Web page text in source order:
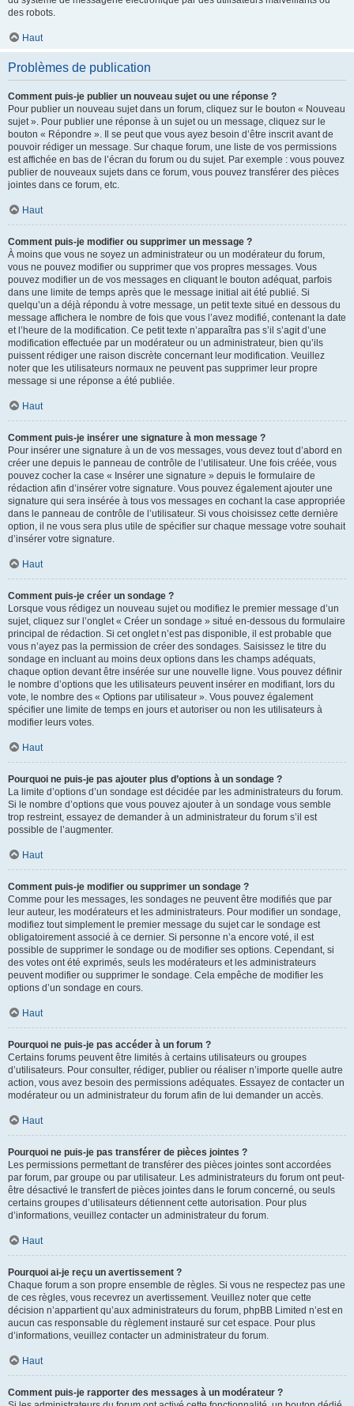
des robots.
Haut
Problèmes de publication
Comment puis-je publier un nouveau sujet ou une réponse ?
Pour publier un nouveau sujet dans un forum, cliquez sur le bouton « Nouveau
sujet ». Pour publier une réponse à un sujet ou un message, cliquez sur le
bouton « Répondre ». Il se peut que vous ayez besoin d’être inscrit avant de
pouvoir rédiger un message. Sur chaque forum, une liste de vos permissions
est affichée en bas de l’écran du forum ou du sujet. Par exemple : vous pouvez
publier de nouveaux sujets dans ce forum, vous pouvez transférer des pièces
jointes dans ce forum, etc.
Haut
Comment puis-je modifier ou supprimer un message ?
À moins que vous ne soyez un administrateur ou un modérateur du forum,
vous ne pouvez modifier ou supprimer que vos propres messages. Vous
pouvez modifier un de vos messages en cliquant le bouton adéquat, parfois
dans une limite de temps après que le message initial ait été publié. Si
quelqu’un a déjà répondu à votre message, un petit texte situé en dessous du
message affichera le nombre de fois que vous l’avez modifié, contenant la date
et l’heure de la modification. Ce petit texte n’apparaîtra pas s’il s’agit d’une
modification effectuée par un modérateur ou un administrateur, bien qu’ils
puissent rédiger une raison discrète concernant leur modification. Veuillez
noter que les utilisateurs normaux ne peuvent pas supprimer leur propre
message si une réponse a été publiée.
Haut
Comment puis-je insérer une signature à mon message ?
Pour insérer une signature à un de vos messages, vous devez tout d’abord en
créer une depuis le panneau de contrôle de l’utilisateur. Une fois créée, vous
pouvez cocher la case « Insérer une signature » depuis le formulaire de
rédaction afin d’insérer votre signature. Vous pouvez également ajouter une
signature qui sera insérée à tous vos messages en cochant la case appropriée
dans le panneau de contrôle de l’utilisateur. Si vous choisissez cette dernière
option, il ne vous sera plus utile de spécifier sur chaque message votre souhait
d’insérer votre signature.
Haut
Comment puis-je créer un sondage ?
Lorsque vous rédigez un nouveau sujet ou modifiez le premier message d’un
sujet, cliquez sur l’onglet « Créer un sondage » situé en-dessous du formulaire
principal de rédaction. Si cet onglet n’est pas disponible, il est probable que
vous n’ayez pas la permission de créer des sondages. Saisissez le titre du
sondage en incluant au moins deux options dans les champs adéquats,
chaque option devant être insérée sur une nouvelle ligne. Vous pouvez définir
le nombre d’options que les utilisateurs peuvent insérer en modifiant, lors du
vote, le nombre des « Options par utilisateur ». Vous pouvez également
spécifier une limite de temps en jours et autoriser ou non les utilisateurs à
modifier leurs votes.
Haut
Pourquoi ne puis-je pas ajouter plus d’options à un sondage ?
La limite d’options d’un sondage est décidée par les administrateurs du forum.
Si le nombre d’options que vous pouvez ajouter à un sondage vous semble
trop restreint, essayez de demander à un administrateur du forum s’il est
possible de l’augmenter.
Haut
Comment puis-je modifier ou supprimer un sondage ?
Comme pour les messages, les sondages ne peuvent être modifiés que par
leur auteur, les modérateurs et les administrateurs. Pour modifier un sondage,
modifiez tout simplement le premier message du sujet car le sondage est
obligatoirement associé à ce dernier. Si personne n’a encore voté, il est
possible de supprimer le sondage ou de modifier ses options. Cependant, si
des votes ont été exprimés, seuls les modérateurs et les administrateurs
peuvent modifier ou supprimer le sondage. Cela empêche de modifier les
options d’un sondage en cours.
Haut
Pourquoi ne puis-je pas accéder à un forum ?
Certains forums peuvent être limités à certains utilisateurs ou groupes
d’utilisateurs. Pour consulter, rédiger, publier ou réaliser n’importe quelle autre
action, vous avez besoin des permissions adéquates. Essayez de contacter un
modérateur ou un administrateur du forum afin de lui demander un accès.
Haut
Pourquoi ne puis-je pas transférer de pièces jointes ?
Les permissions permettant de transférer des pièces jointes sont accordées
par forum, par groupe ou par utilisateur. Les administrateurs du forum ont peut-
être désactivé le transfert de pièces jointes dans le forum concerné, ou seuls
certains groupes d’utilisateurs détiennent cette autorisation. Pour plus
d’informations, veuillez contacter un administrateur du forum.
Haut
Pourquoi ai-je reçu un avertissement ?
Chaque forum a son propre ensemble de règles. Si vous ne respectez pas une
de ces règles, vous recevrez un avertissement. Veuillez noter que cette
décision n’appartient qu’aux administrateurs du forum, phpBB Limited n’est en
aucun cas responsable du règlement instauré sur cet espace. Pour plus
d’informations, veuillez contacter un administrateur du forum.
Haut
Comment puis-je rapporter des messages à un modérateur ?